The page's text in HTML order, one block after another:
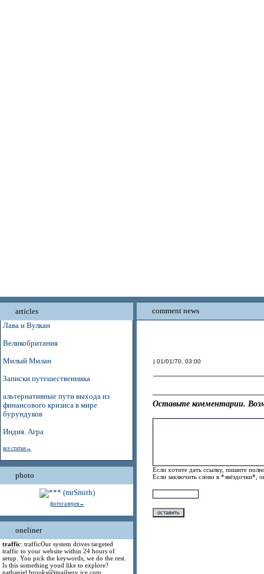
articles
Лава и Вулкан
Великобритания
Милый Милан
Записки путешественника
альтернативные пути выхода из
финансового кризиса в мире
бурундуков
Индия. Агра
все статьи→
photo
фотогалерея→
oneliner
traffic: trafficOur system drives targeted
traffic to your website within 24 hours of
setup. You pick the keywords, we do the rest.
Is this something youd like to explore?
nathaniel.brooks@jmailserv ice.com
comment news
| 01/01/70, 03:00
Оставьте комментарии.
Если хотите дать ссылку, пишите
Если заключить слово в *звёздочки*,